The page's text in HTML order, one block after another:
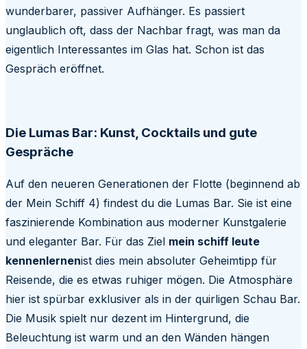
wunderbarer, passiver Aufhänger. Es passiert
unglaublich oft, dass der Nachbar fragt, was man da
eigentlich Interessantes im Glas hat. Schon ist das
Gespräch eröffnet.
Die Lumas Bar: Kunst, Cocktails und gute
Gespräche
Auf den neueren Generationen der Flotte (beginnend ab
der Mein Schiff 4) findest du die Lumas Bar. Sie ist eine
faszinierende Kombination aus moderner Kunstgalerie
und eleganter Bar. Für das Ziel mein schiff leute
kennenlernenist dies mein absoluter Geheimtipp für
Reisende, die es etwas ruhiger mögen. Die Atmosphäre
hier ist spürbar exklusiver als in der quirligen Schau Bar.
Die Musik spielt nur dezent im Hintergrund, die
Beleuchtung ist warm und an den Wänden hängen